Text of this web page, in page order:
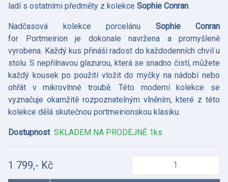
ladí s ostatními předměty z kolekce Sophie Conran.
Nadčasová kolekce porcelánu Sophie Conran
for Portmeirion je dokonale navržena a promyšleně
vyrobena. Každý kus přináší radost do každodenních chvil u
stolu. S nepřilnavou glazurou, která se snadno čistí, můžete
každý kousek po použití vložit do myčky na nádobí nebo
ohřát v mikrovlnné troubě. Této moderní kolekce se
vyznačuje okamžitě rozpoznatelným vlněním, které z této
kolekce dělá skutečnou portmeirionskou klasiku.
Dostupnost SKLADEM NA PRODEJNĚ 1ks
1 799,- Kč